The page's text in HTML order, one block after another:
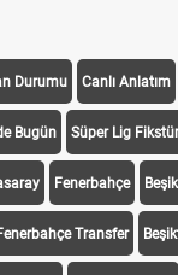
Durumu Canlı Anlatım
Bugün Süper Lig Fikstür
Fenerbahçe
Transfer